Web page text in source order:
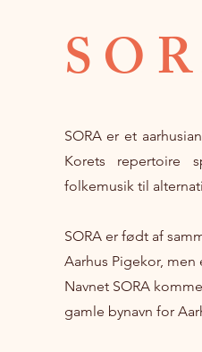
S O
SORA er et
Korets repertoire
folkemusik til
SORA er født af
Aarhus Pigekor,
Navnet SORA
gamle bynavn for